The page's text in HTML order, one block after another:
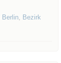
Berlin, Bezirk